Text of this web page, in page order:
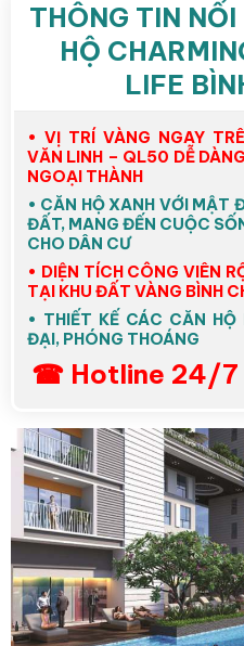
THÔNG TIN
HỘ
LIFE
• VỊ TRÍ VÀNG NGAY
VĂN LINH – QL50 DỄ
NGOẠI THÀNH
• CĂN HỘ XANH VỚI MẬT
ĐẤT, MANG ĐẾN CUỘC
CHO DÂN CƯ
• DIỆN TÍCH CÔNG VIÊN
TẠI KHU ĐẤT VÀNG BÌNH
• THIẾT KẾ CÁC CĂN HỘ
ĐẠI, PHÓNG THOÁNG
☎ Hotline 24/7